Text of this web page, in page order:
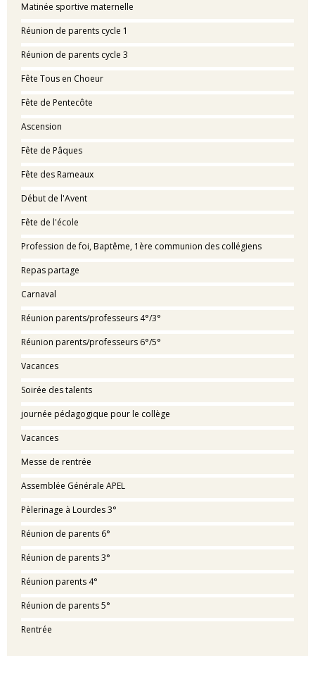
Matinée sportive maternelle
Réunion de parents cycle 1
Réunion de parents cycle 3
Fête Tous en Choeur
Fête de Pentecôte
Ascension
Fête de Pâques
Fête des Rameaux
Début de l'Avent
Fête de l'école
Profession de foi, Baptême, 1ère communion des collégiens
Repas partage
Carnaval
Réunion parents/professeurs 4°/3°
Réunion parents/professeurs 6°/5°
Vacances
Soirée des talents
journée pédagogique pour le collège
Vacances
Messe de rentrée
Assemblée Générale APEL
Pèlerinage à Lourdes 3°
Réunion de parents 6°
Réunion de parents 3°
Réunion parents 4°
Réunion de parents 5°
Rentrée